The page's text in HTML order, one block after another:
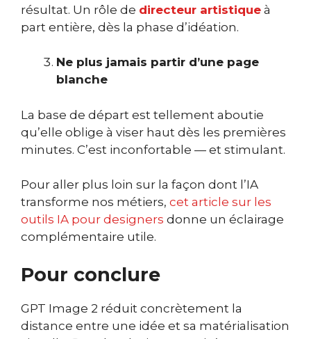
résultat. Un rôle de directeur artistique à
part entière, dès la phase d’idéation.
Ne plus jamais partir d’une page
blanche
La base de départ est tellement aboutie
qu’elle oblige à viser haut dès les premières
minutes. C’est inconfortable — et stimulant.
Pour aller plus loin sur la façon dont l’IA
transforme nos métiers, cet article sur les
outils IA pour designers donne un éclairage
complémentaire utile.
Pour conclure
GPT Image 2 réduit concrètement la
distance entre une idée et sa matérialisation